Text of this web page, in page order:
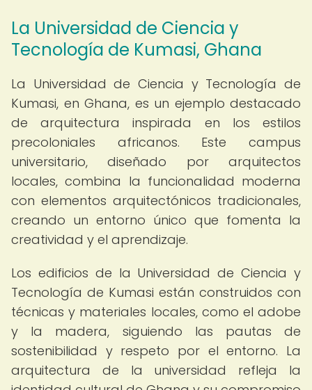
La Universidad de Ciencia y
Tecnología de Kumasi, Ghana
La Universidad de Ciencia y Tecnología de
Kumasi, en Ghana, es un ejemplo destacado
de arquitectura inspirada en los estilos
precoloniales africanos. Este campus
universitario, diseñado por arquitectos
locales, combina la funcionalidad moderna
con elementos arquitectónicos tradicionales,
creando un entorno único que fomenta la
creatividad y el aprendizaje.
Los edificios de la Universidad de Ciencia y
Tecnología de Kumasi están construidos con
técnicas y materiales locales, como el adobe
y la madera, siguiendo las pautas de
sostenibilidad y respeto por el entorno. La
arquitectura de la universidad refleja la